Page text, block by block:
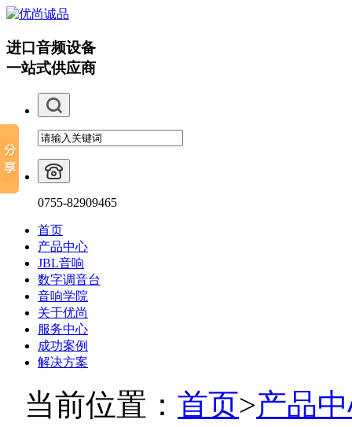
进口音频设备
一站式供应商
0755-82909465
首页
产品中心
JBL音响
数字调音台
音响学院
关于优尚
服务中心
成功案例
解决方案
当前位置： 首页>产品